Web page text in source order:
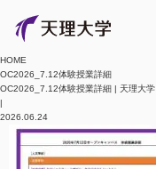
HOME
OC2026_7.12体験授業詳細
OC2026_7.12体験授業詳細 | 天理大学
|
2026.06.24